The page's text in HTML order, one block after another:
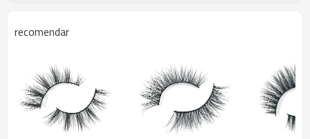
la noche!
Fácil de aplicar
recomendar